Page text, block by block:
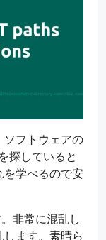
ソフトウェアの
探していると
を学べるので安
非常に混乱し
ます。素晴ら